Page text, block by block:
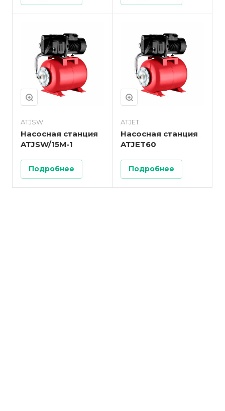
ATJSW
Насосная станция
ATJSW/15M-1
Подробнее
ATJET
Насосная станция
ATJET60
Подробнее